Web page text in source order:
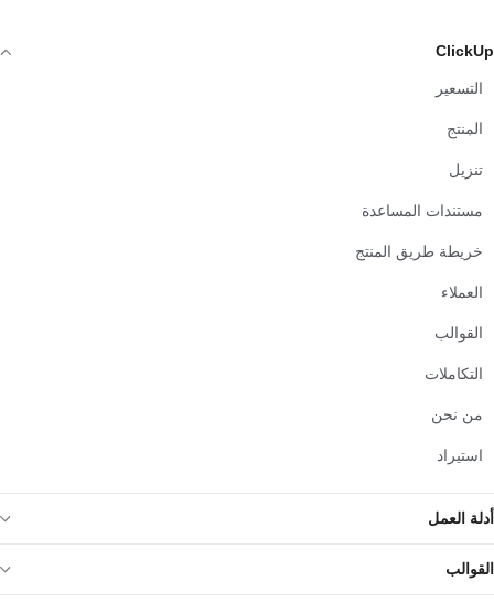
ClickUp
التسعير
المنتج
تنزيل
مستندات المساعدة
خريطة طريق المنتج
العملاء
القوالب
التكاملات
من نحن
استيراد
أدلة العمل
القوالب